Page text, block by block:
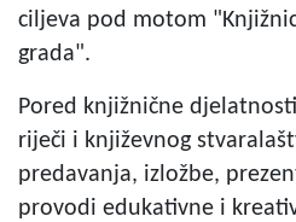
ciljeva pod motom
grada".
Pored knjižnične
riječi i književnog
predavanja, izložbe,
provodi edukativne i